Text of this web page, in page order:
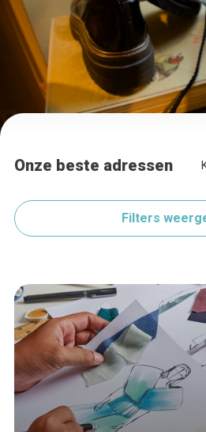
Onze beste adressen
Filters